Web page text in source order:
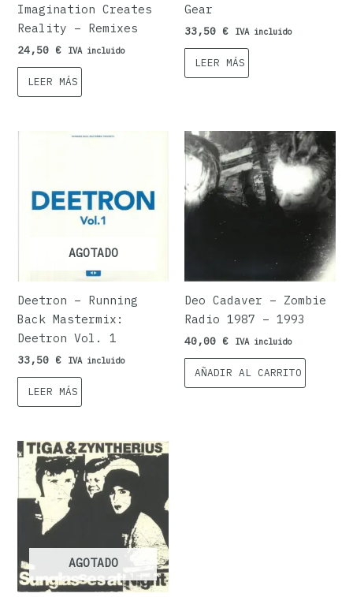
Imagination Creates
Reality – Remixes
24,50 € IVA incluido
LEER MÁS
Gear
33,50 € IVA incluido
LEER MÁS
AGOTADO
Deetron – Running
Back Mastermix:
Deetron Vol. 1
33,50 € IVA incluido
LEER MÁS
Deo Cadaver – Zombie
Radio 1987 – 1993
40,00 € IVA incluido
AÑADIR AL CARRITO
AGOTADO